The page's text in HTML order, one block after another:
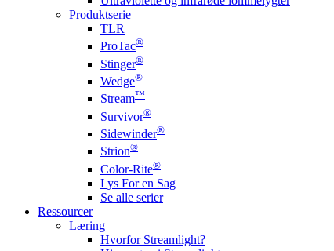
Produktserie
TLR
ProTac®
Stinger®
Wedge®
Stream™
Survivor®
Sidewinder®
Strion®
Color-Rite®
Lys For en Sag
Se alle serier
Ressourcer
Læring
Hvorfor Streamlight?